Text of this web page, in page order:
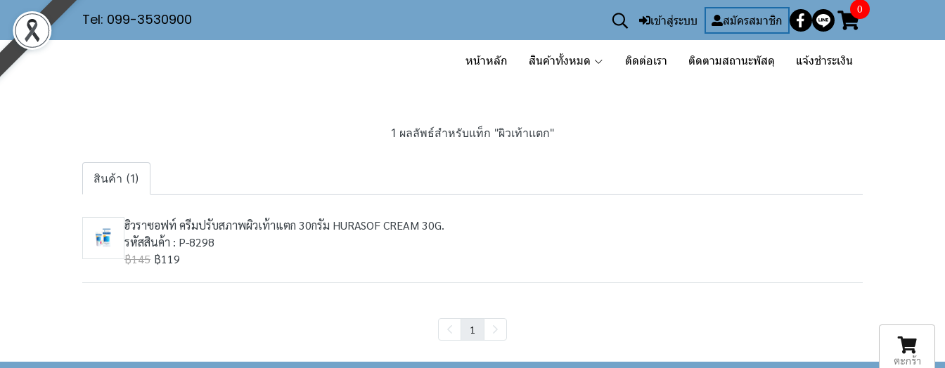
Tel: 099-3530900 เข้าสู่ระบบ สมัครสมาชิก
0
หน้าหลัก สินค้าทั้งหมด ติดต่อเรา ติดตามสถานะพัสดุ แจ้งชำระเงิน
1 ผลลัพธ์สำหรับแท็ก "ผิวเท้าแตก"
สินค้า (1)
ฮิวราซอฟท์ ครีมปรับสภาพผิวเท้าแตก 30กรัม HURASOF CREAM 30G.
รหัสสินค้า : P-8298
฿145 ฿119
1
ตะกร้า